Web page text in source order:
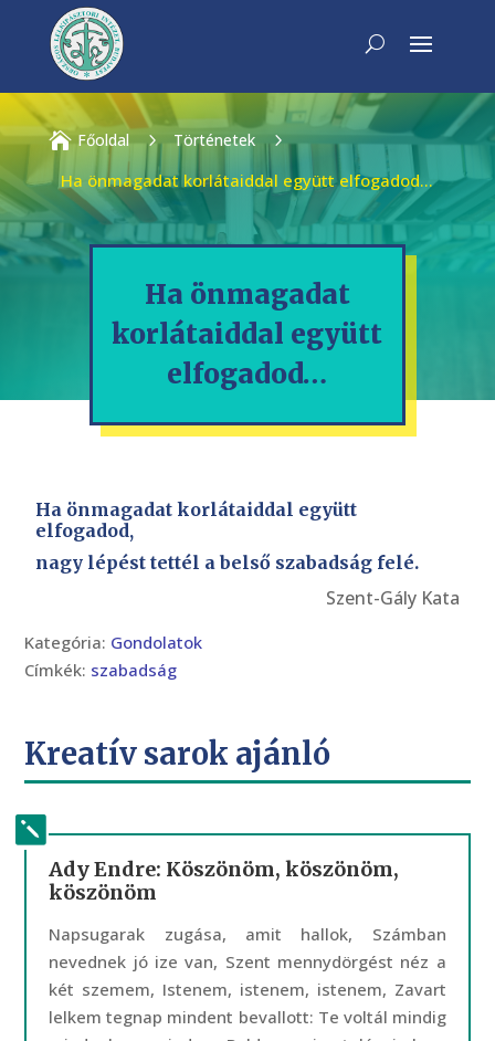
 Főoldal 5 Történetek 5
Ha önmagadat korlátaiddal együtt elfogadod…
Ha önmagadat
korlátaiddal együtt
elfogadod…
Ha önmagadat korlátaiddal együtt
elfogadod,
nagy lépést tettél a belső szabadság felé.
Szent-Gály Kata
Kategória: Gondolatok
Címkék: szabadság
Kreatív sarok ajánló
Ady Endre: Köszönöm, köszönöm,
köszönöm
Napsugarak zugása, amit hallok, Számban
nevednek jó ize van, Szent mennydörgést néz a
két szemem, Istenem, istenem, istenem, Zavart
lelkem tegnap mindent bevallott: Te voltál mindig